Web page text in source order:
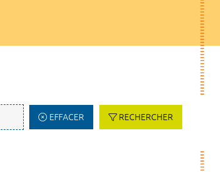
EFFACER RECHERCHER